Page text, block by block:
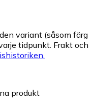
variant (såsom färg
tidpunkt. Frakt och
produkt